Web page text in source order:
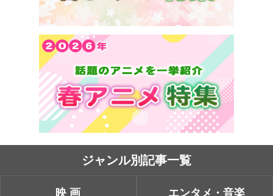
ジャンル別記事一覧
映画 エンタメ・音楽